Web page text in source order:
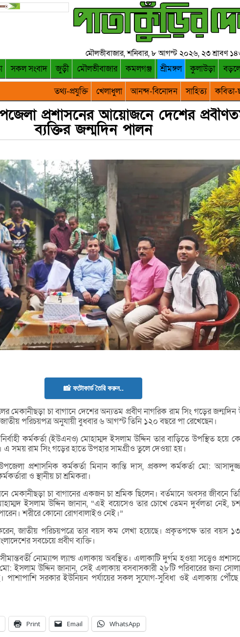
মৌলভীবাজার, শনিবার, ৮ আগস্ট ২০২৬, ২৩ শ্রাবণ
সকল সংবাদ জুড়ী মৌলভীবাজার কমলগঞ্জ শ্রীমঙ্গল কুলাউড়া
তথ্য-প্রযুক্তি
খেলাধুলা আনন্দ-বিনোদন সাহিত্য কবিতা-
প্রশাসনের আয়োজনে দেশের
ব্যক্তির জন্মদিন পালন
📸 ফটোকার্ড তৈরি করুন..
মেকানীছড়া চা বাগানে দেশের অন্যতম প্রবীণ নাগরিক রাম সিং গড়ের
পরিচয়পত্র অনুযায়ী বুধবার ৬ আগস্ট তিনি ১২০ বছরে পা রেখেছেন।
কর্মকর্তা (ইউএনও) মোহাম্মদ ইসলাম উদ্দিন তার বাড়িতে উপস্থিত হয়ে
সময় রাম সিং গড়ের হাতে উপহার সামগ্রীও তুলে দেওয়া হয়।
প্রশাসনিক কর্মকর্তা মিনান কান্তি দাস, প্রকল্প কর্মকর্তা মো:
ও স্থানীয় চা শ্রমিকরা।
মেকানীছড়া চা বাগানের একজন চা শ্রমিক ছিলেন। বর্তমানে অবসর জীবনে
ইসলাম উদ্দিন জানান, “এই বয়েসেও তার চোখে তেমন দুর্বলতা নেই,
শরীরে কোনো রোগবালাইও নেই।”
জাতীয় পরিচয়পত্রে তার বয়স কম লেখা হয়েছে। প্রকৃতপক্ষে তার বয়স
সবচেয়ে প্রবীণ ব্যক্তি।
নোম্যান্স ল্যান্ড এলাকায় অবস্থিত। এলাকাটি দুর্গম হওয়া সত্ত্বেও
ইসলাম উদ্দিন জানান, সেই এলাকায় বসবাসকারী ২৮টি পরিবারের জন্য
পাশাপাশি সরকার ইউনিয়ন পর্যায়ের সকল সুযোগ-সুবিধা ওই এলাকায়
Print Email WhatsApp